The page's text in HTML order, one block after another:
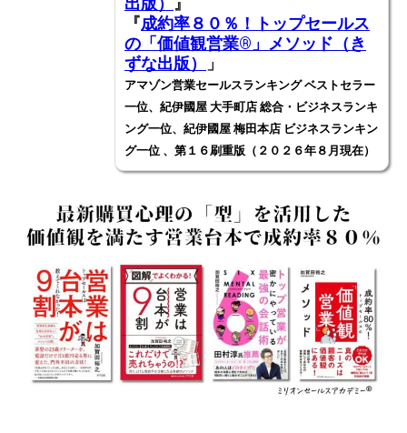
『成約率８０％！トップセールス
の「価値観営業®️」メソッド（き
ずな出版）
」
アマゾン営業セールスランキング ベストセラー
一位、紀伊國屋 大手町店 総合・ビジネスランキ
ング一位、紀伊國屋 梅田本店 ビジネスランキン
グ一位 、第１６刷重版（２０２６年８月現在）